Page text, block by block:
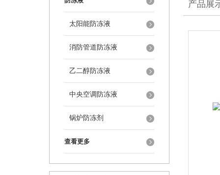
太阳能防冻液
消防管道防冻液
乙二醇防冻液
中央空调防冻液
锅炉防冻剂
查看更多
产品展